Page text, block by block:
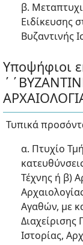
β.
Ειδίκευσης
Βυζαντινής
Υποψήφιοι
Τυπικά
α. Πτυχίο
Τέχνης ή β)
Αγαθών, με
Ιστορίας,